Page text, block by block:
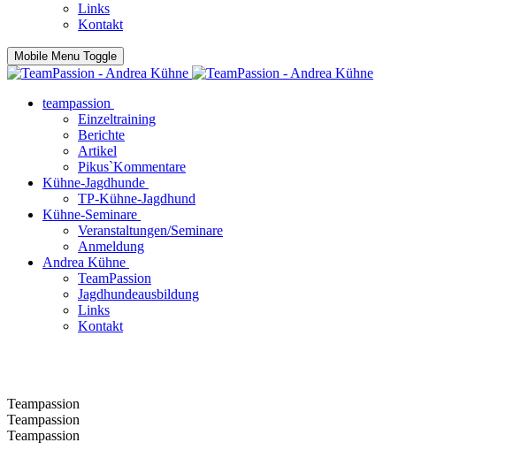
Links
Kontakt
Mobile Menu Toggle
teampassion
Einzeltraining
Berichte
Artikel
Pikus`Kommentare
Kühne-Jagdhunde
TP-Kühne-Jagdhund
Kühne-Seminare
Veranstaltungen/Seminare
Anmeldung
Andrea Kühne
TeamPassion
Jagdhundeausbildung
Links
Kontakt
Teampassion
Teampassion
Teampassion